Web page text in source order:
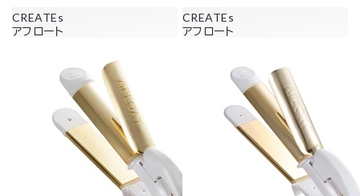
CREATEs
アフロート
CREATEs
アフロート